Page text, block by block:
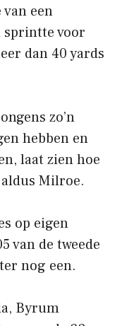
een
sprintte voor
dan 40 yards
zo’n
hebben en
laat zien hoe
Milroe.
op eigen
van de tweede
nog een.
Byrum